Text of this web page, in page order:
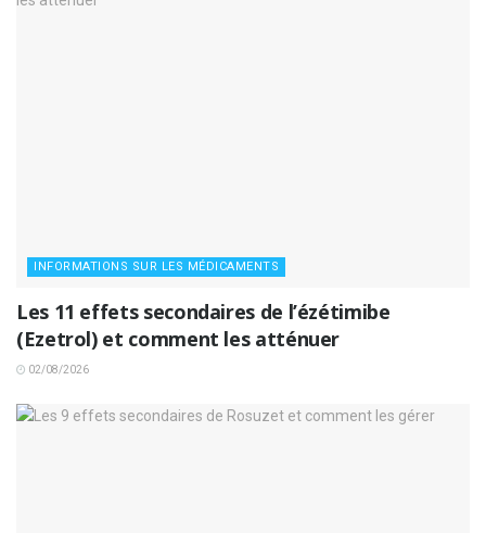
INFORMATIONS SUR LES MÉDICAMENTS
Les 11 effets secondaires de l’ézétimibe
(Ezetrol) et comment les atténuer
02/08/2026